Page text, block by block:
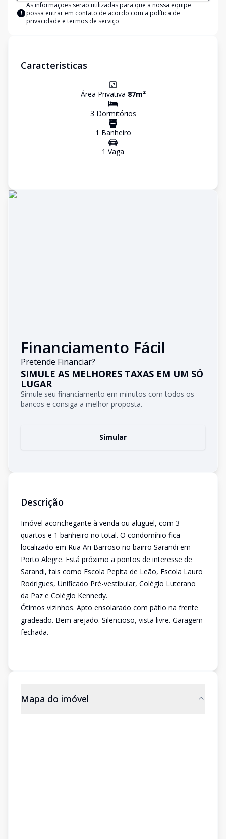
As informações serão utilizadas para que a nossa equipe
possa entrar em contato de acordo com a política de
privacidade e termos de serviço
Características
Área Privativa 87m²
3 Dormitórios
1 Banheiro
1 Vaga
Financiamento Fácil
Pretende Financiar?
SIMULE AS MELHORES TAXAS EM UM SÓ
LUGAR
Simule seu financiamento em minutos com todos os
bancos e consiga a melhor proposta.
Simular
Descrição
Imóvel aconchegante à venda ou aluguel, com 3
quartos e 1 banheiro no total. O condomínio fica
localizado em Rua Ari Barroso no bairro Sarandi em
Porto Alegre. Está próximo a pontos de interesse de
Sarandi, tais como Escola Pepita de Leão, Escola Lauro
Rodrigues, Unificado Pré-vestibular, Colégio Luterano
da Paz e Colégio Kennedy.
Ótimos vizinhos. Apto ensolarado com pátio na frente
gradeado. Bem arejado. Silencioso, vista livre. Garagem
fechada.
Mapa do imóvel